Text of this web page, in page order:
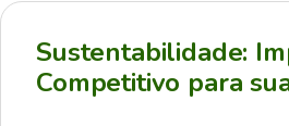
Sustentabilidade:
Competitivo para